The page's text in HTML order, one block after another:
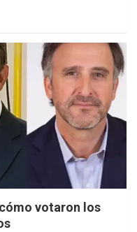
votaron los